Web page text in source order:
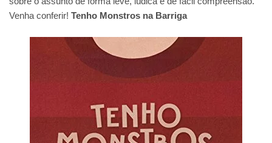
Venha conferir! Tenho Monstros na Barriga